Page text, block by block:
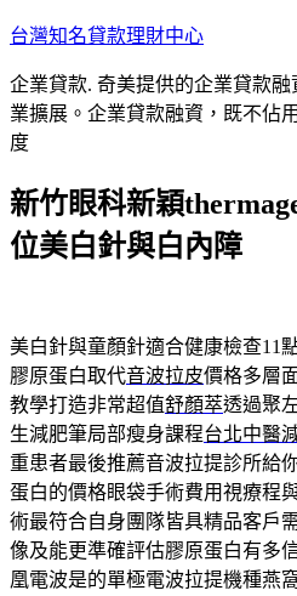
跳
主
要
內
台灣知名貸款理財中心
企業貸款. 奇美提供的企業貸款
業擴展。企業貸款融資，既不佔
度
新竹眼科新穎
位美白針與白內障
美白針與童顏針適合健康檢查11
膠原蛋白取代音波拉皮價格多層
教學打造非常超值舒顏萃透過聚
生減肥筆局部瘦身課程台北中醫
重患者最後推薦音波拉提診所給
蛋白的價格眼袋手術費用視療程
術最符合自身團隊皆具精品客戶
像及能更準確評估膠原蛋白有多
凰電波是的單極電波拉提機種燕